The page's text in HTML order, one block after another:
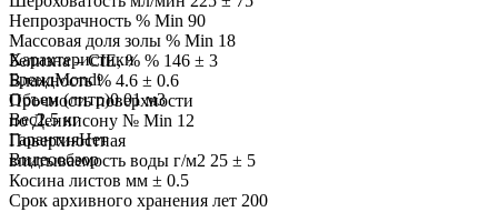
Непрозрачность % Min 90
Массовая доля золы % Min 18
Белизна – CIE, % % 146 ± 3
Влажность % 4.6 ± 0.6
Прочность поверхности
по Деннисону № Min 12
Поверхностная
впитываемость воды г/м2 25 ± 5
Косина листов мм ± 0.5
Срок архивного хранения лет 200
Характеристики
БрендMondi
Объем (литр)0.01 м3
Вес2.5 кг
ГарантияНет
Видеообзор